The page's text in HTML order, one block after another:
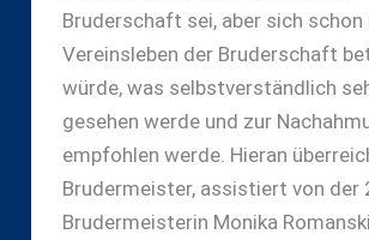
Bruderschaft sei, aber sich
Vereinsleben der Bruderschaft
würde, was selbstverständlich
gesehen werde und zur
empfohlen werde. Hieran
Brudermeister, assistiert von der
Brudermeisterin Monika